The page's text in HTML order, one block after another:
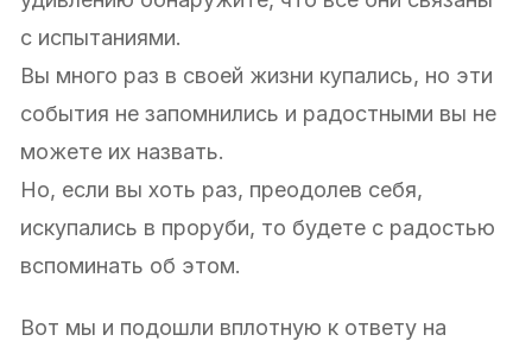
с испытаниями.
Вы много раз в своей жизни купались, но эти
события не запомнились и радостными вы не
можете их назвать.
Но, если вы хоть раз, преодолев себя,
искупались в проруби, то будете с радостью
вспоминать об этом.
Вот мы и подошли вплотную к ответу на